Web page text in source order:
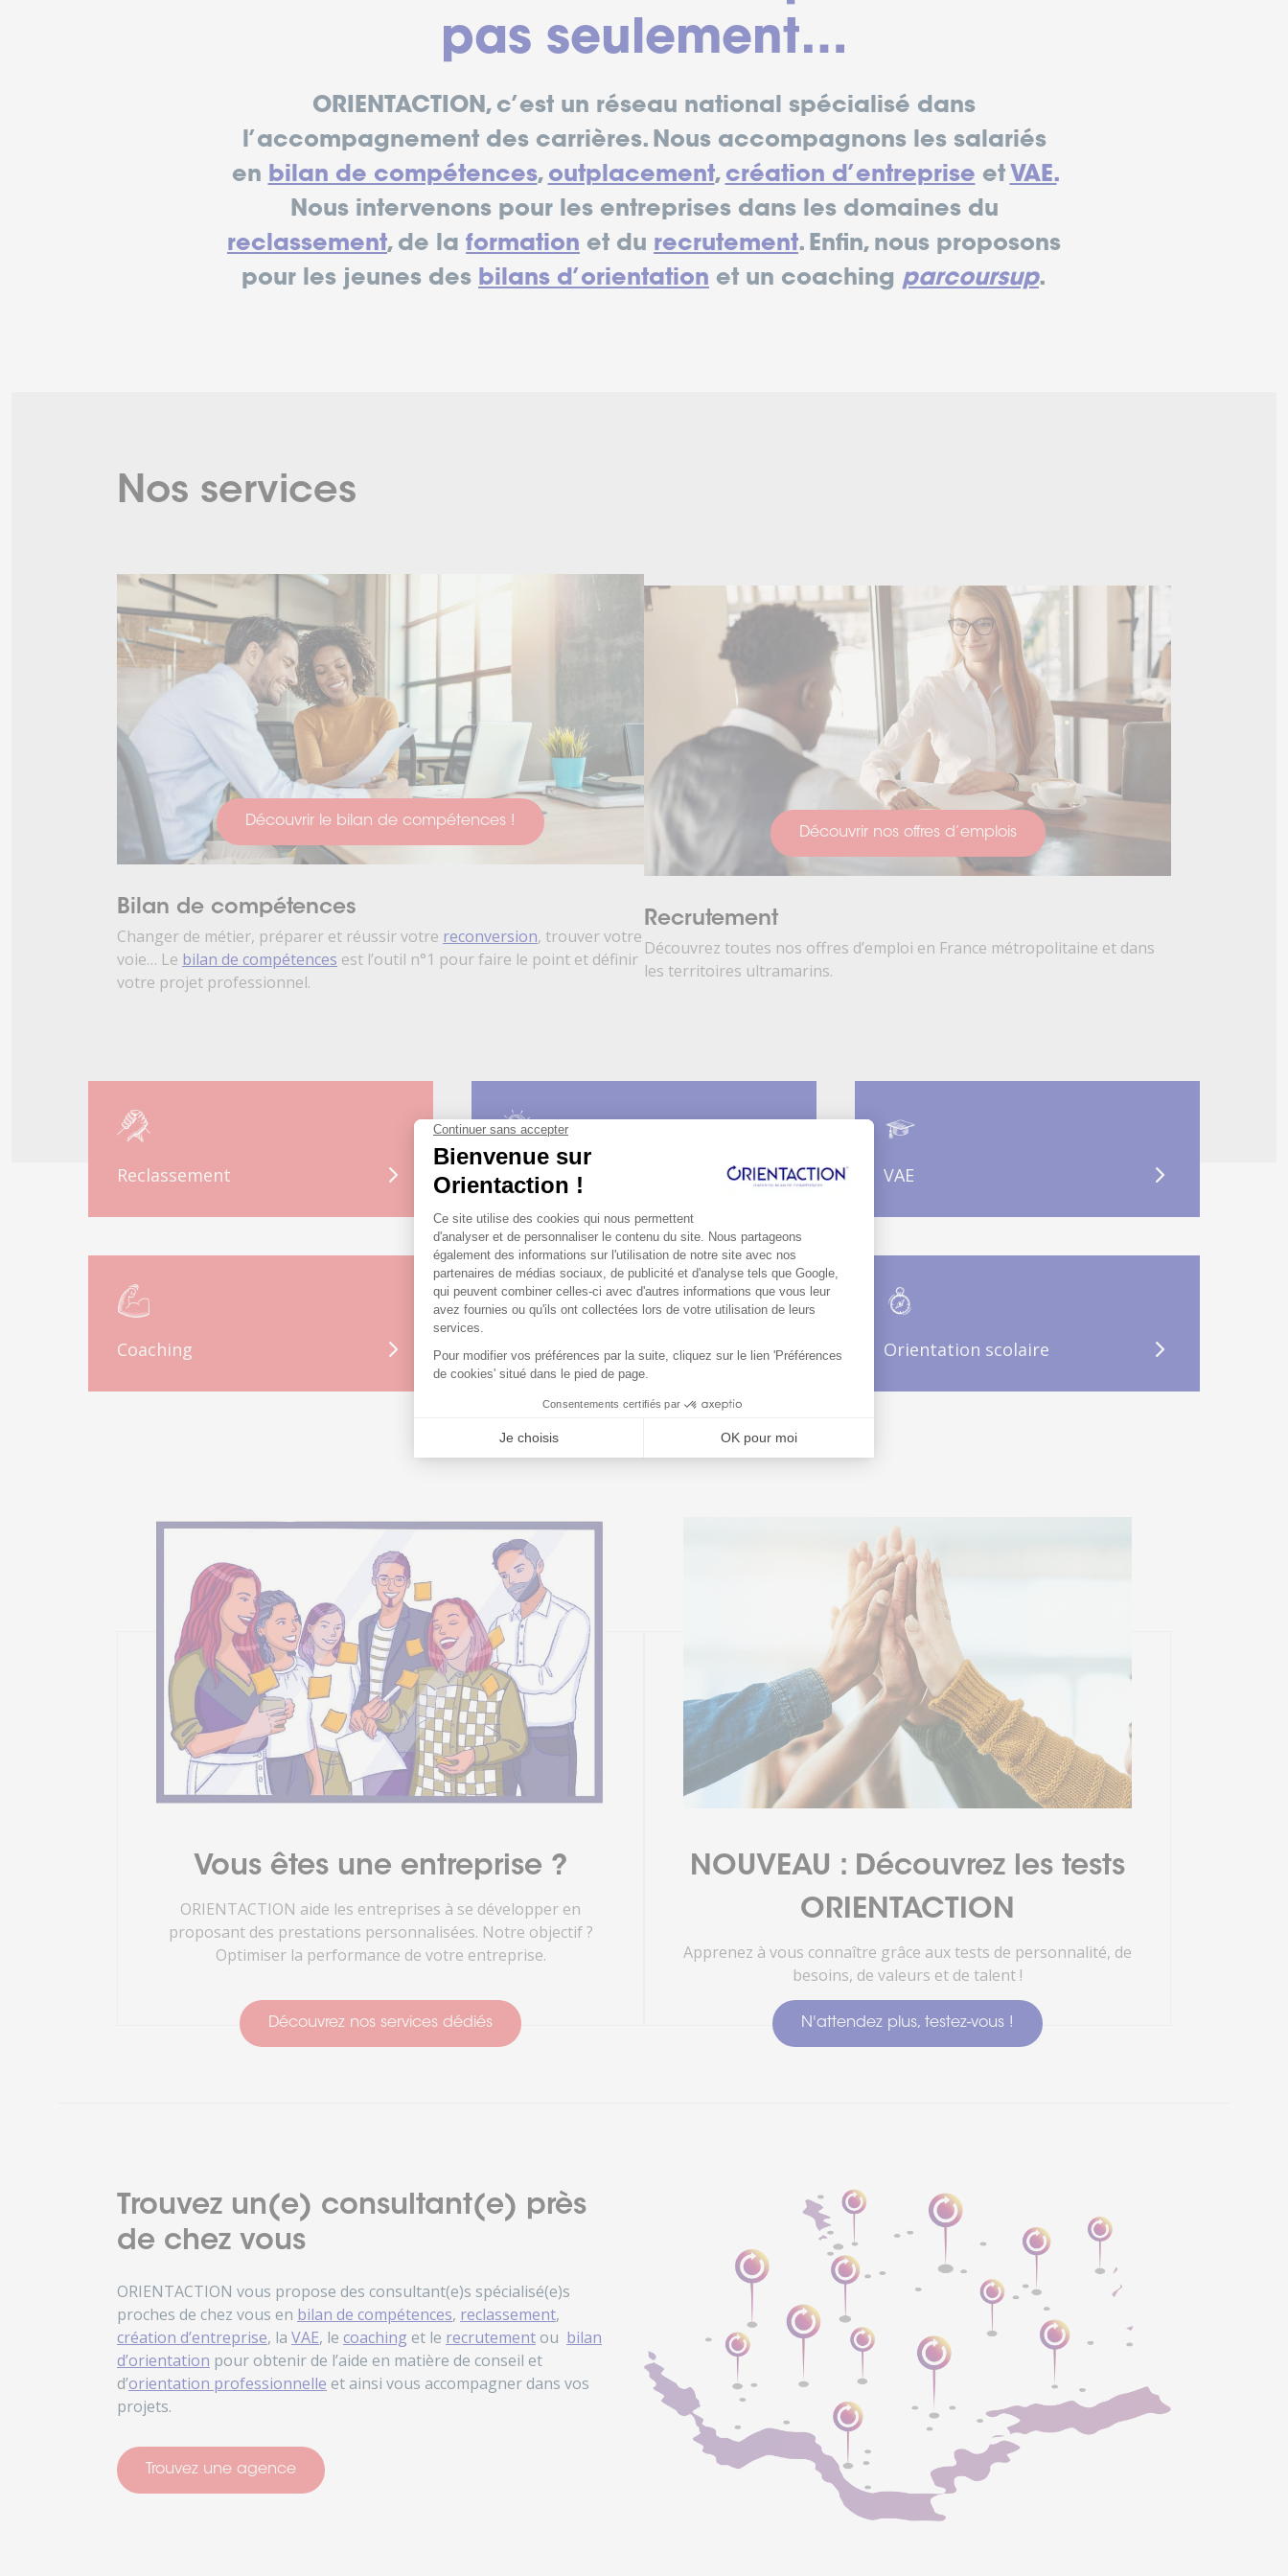
pas seulement…
ORIENTACTION, c’est un réseau national spécialisé dans
l’accompagnement des carrières. Nous accompagnons les salariés
en bilan de compétences, outplacement, création d’entreprise et VAE.
Nous intervenons pour les entreprises dans les domaines du
reclassement, de la formation et du recrutement. Enfin, nous proposons
pour les jeunes des bilans d’orientation et un coaching parcoursup.
Nos services
Découvrir le bilan de compétences !
Bilan de compétences
Changer de métier, préparer et réussir votre reconversion, trouver votre
voie… Le bilan de compétences est l’outil n°1 pour faire le point et définir
votre projet professionnel.
Découvrir nos offres d’emplois
Recrutement
Découvrez toutes nos offres d’emploi en France métropolitaine et dans
les territoires ultramarins.
Reclassement Création d'entreprise VAE
Coaching Formation Orientation scolaire
Vous êtes une entreprise ?
ORIENTACTION aide les entreprises à se développer en
proposant des prestations personnalisées. Notre objectif ?
Optimiser la performance de votre entreprise.
Découvrez nos services dédiés
NOUVEAU : Découvrez les tests
ORIENTACTION
Apprenez à vous connaître grâce aux tests de personnalité, de
besoins, de valeurs et de talent !
N'attendez plus, testez-vous !
Trouvez un(e) consultant(e) près
de chez vous
ORIENTACTION vous propose des consultant(e)s spécialisé(e)s
proches de chez vous en bilan de compétences, reclassement,
création d’entreprise, la VAE, le coaching et le recrutementou bilan
d’orientation pour obtenir de l’aide en matière de conseil et
d’orientation professionnelle et ainsi vous accompagner dans vos
projets.
Trouvez une agence